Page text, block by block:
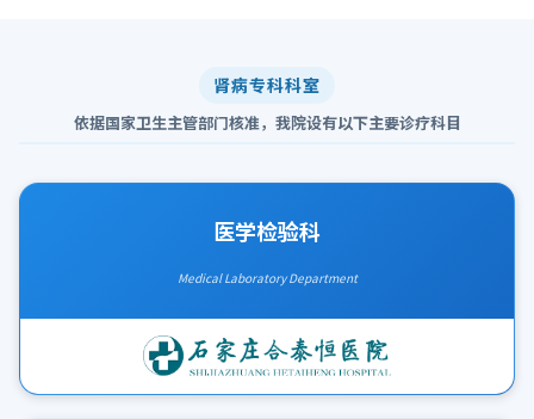
肾病专科科室
依据国家卫生主管部门核准，我院设有以下主要诊疗科目
医学检验科
Medical Laboratory Department